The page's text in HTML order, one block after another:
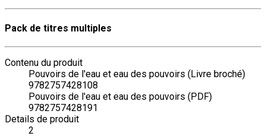
Pack de titres multiples
Contenu du produit
Pouvoirs de l'eau et eau des pouvoirs (Livre broché)
9782757428108
Pouvoirs de l'eau et eau des pouvoirs (PDF)
9782757428191
Details de produit
2